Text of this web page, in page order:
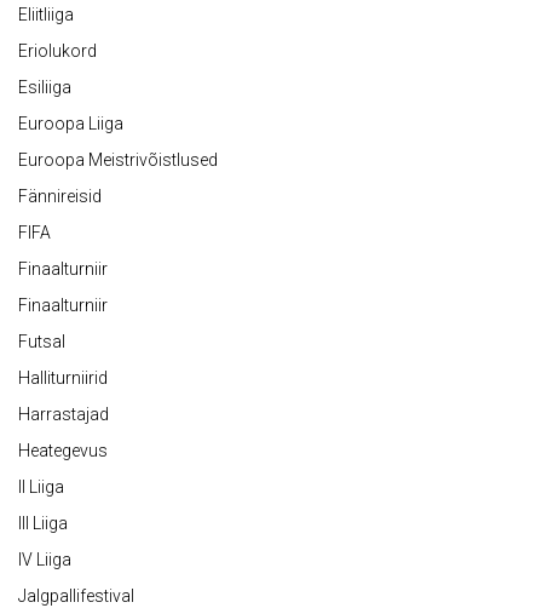
Eliitliiga
Eriolukord
Esiliiga
Euroopa Liiga
Euroopa Meistrivõistlused
Fännireisid
FIFA
Finaalturniir
Finaalturniir
Futsal
Halliturniirid
Harrastajad
Heategevus
II Liiga
III Liiga
IV Liiga
Jalgpallifestival